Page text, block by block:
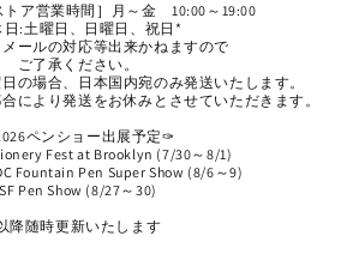
トア営業時間］月～金 10:00～19:00
日:土曜日、日曜日、祝日*
ールの対応等出来かねますので
ご了承ください。
の場合、日本国内宛のみ発送いたします。
により発送をお休みとさせていただきます。
ペンショー出展予定✑
Fest at Brooklyn (7/30～8/1)
Fountain Pen Super Show (8/6～9)
SF Pen Show (8/27～30)
降随時更新いたします